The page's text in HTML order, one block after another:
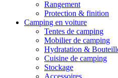
Rangement
Protection & finition
Camping en voiture
Tentes de camping
Mobilier de camping
Hydratation &
Cuisine de camping
Stockage